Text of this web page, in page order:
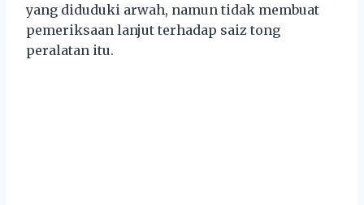
yang diduduki arwah, namun tidak membuat
pemeriksaan lanjut terhadap saiz tong
peralatan itu.